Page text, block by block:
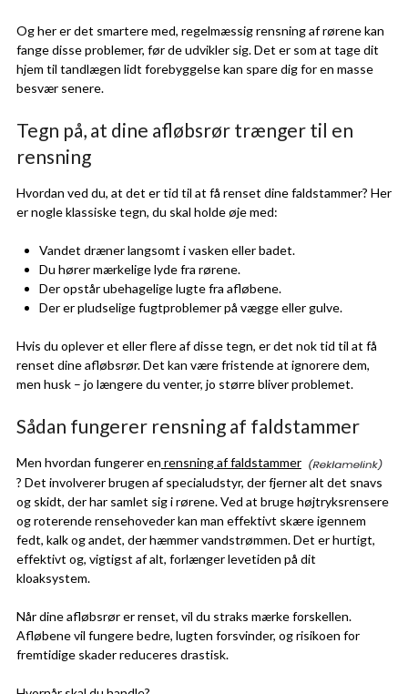
Og her er det smartere med, regelmæssig rensning af rørene kan
fange disse problemer, før de udvikler sig. Det er som at tage dit
hjem til tandlægen lidt forebyggelse kan spare dig for en masse
besvær senere.
Tegn på, at dine afløbsrør trænger til en
rensning
Hvordan ved du, at det er tid til at få renset dine faldstammer? Her
er nogle klassiske tegn, du skal holde øje med:
Vandet dræner langsomt i vasken eller badet.
Du hører mærkelige lyde fra rørene.
Der opstår ubehagelige lugte fra afløbene.
Der er pludselige fugtproblemer på vægge eller gulve.
Hvis du oplever et eller flere af disse tegn, er det nok tid til at få
renset dine afløbsrør. Det kan være fristende at ignorere dem,
men husk – jo længere du venter, jo større bliver problemet.
Sådan fungerer rensning af faldstammer
Men hvordan fungerer en rensning af faldstammer
? Det involverer brugen af specialudstyr, der fjerner alt det snavs
og skidt, der har samlet sig i rørene. Ved at bruge højtryksrensere
og roterende rensehoveder kan man effektivt skære igennem
fedt, kalk og andet, der hæmmer vandstrømmen. Det er hurtigt,
effektivt og, vigtigst af alt, forlænger levetiden på dit
kloaksystem.
Når dine afløbsrør er renset, vil du straks mærke forskellen.
Afløbene vil fungere bedre, lugten forsvinder, og risikoen for
fremtidige skader reduceres drastisk.